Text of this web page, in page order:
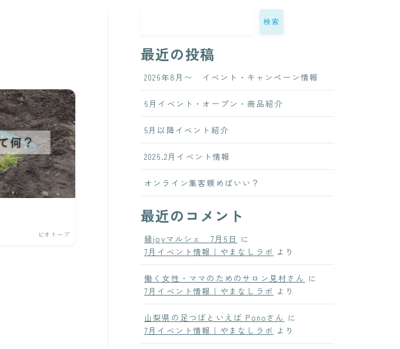
ビオトープ
検索
最近の投稿
2026年8月〜 イベント・キャンペーン情報
6月イベント・オープン・商品紹介
5月以降イベント紹介
2026.2月イベント情報
オンライン集客頼めばいい？
最近のコメント
縁joyマルシェ 7月6日 に
7月イベント情報｜やまなしラボ より
働く女性・ママのためのサロン見村さん に
7月イベント情報｜やまなしラボ より
山梨県の足つぼといえば Ponoさん に
7月イベント情報｜やまなしラボ より